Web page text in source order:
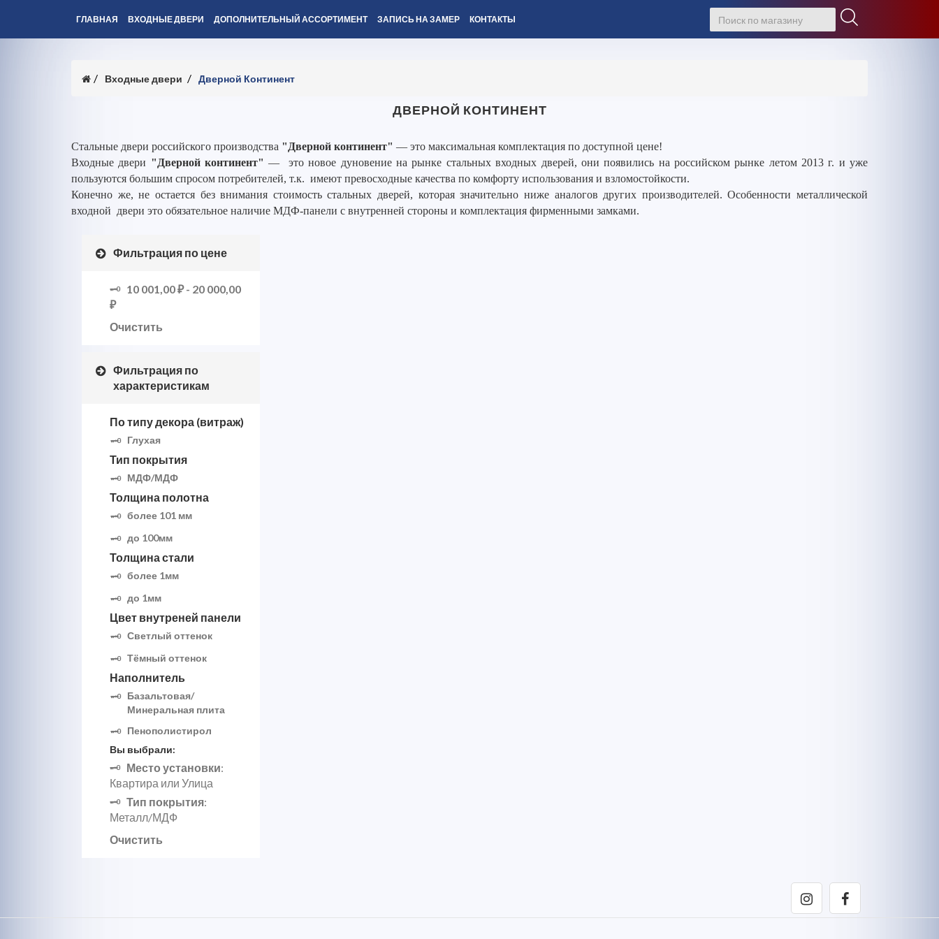
ГЛАВНАЯ ВХОДНЫЕ ДВЕРИ ДОПОЛНИТЕЛЬНЫЙ АССОРТИМЕНТ ЗАПИСЬ НА ЗАМЕР КОНТАКТЫ
Входные двери Дверной Континент
ДВЕРНОЙ КОНТИНЕНТ
Стальные двери российского производства "Дверной континент" — это максимальная комплектация по доступной цене!
Входные двери "Дверной континент" — это новое дуновение на рынке стальных входных дверей, они появились на российском рынке летом 2013 г. и уже
пользуются большим спросом потребителей, т.к. имеют превосходные качества по комфорту использования и взломостойкости.
Конечно же, не остается без внимания стоимость стальных дверей, которая значительно ниже аналогов других производителей. Особенности металлической
входной двери это обязательное наличие МДФ-панели с внутренней стороны и комплектация фирменными замками.
Фильтрация по цене
10 001,00 ₽- 20 000,00
₽
Очистить
Фильтрация по
характеристикам
По типу декора (витраж)
Глухая
Тип покрытия
МДФ/МДФ
Толщина полотна
более 101 мм
до 100мм
Толщина стали
более 1мм
до 1мм
Цвет внутреней панели
Светлый оттенок
Тёмный оттенок
Наполнитель
Базальтовая/
Минеральная плита
Пенополистирол
Вы выбрали:
Место установки:
Квартира или Улица
Тип покрытия:
Металл/МДФ
Очистить